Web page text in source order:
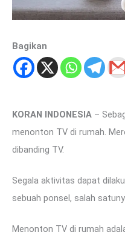
Bagikan
KORAN INDONESIA –
menonton TV di rumah.
dibanding TV.
Segala aktivitas dapat
sebuah ponsel, salah
Menonton TV di rumah